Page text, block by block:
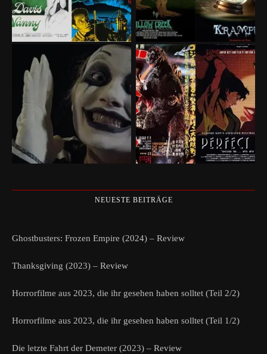
NEUESTE BEITRÄGE
Ghostbusters: Frozen Empire (2024) – Review
Thanksgiving (2023) – Review
Horrorfilme aus 2023, die ihr gesehen haben solltet (Teil 2/2)
Horrorfilme aus 2023, die ihr gesehen haben solltet (Teil 1/2)
Die letzte Fahrt der Demeter (2023) – Review